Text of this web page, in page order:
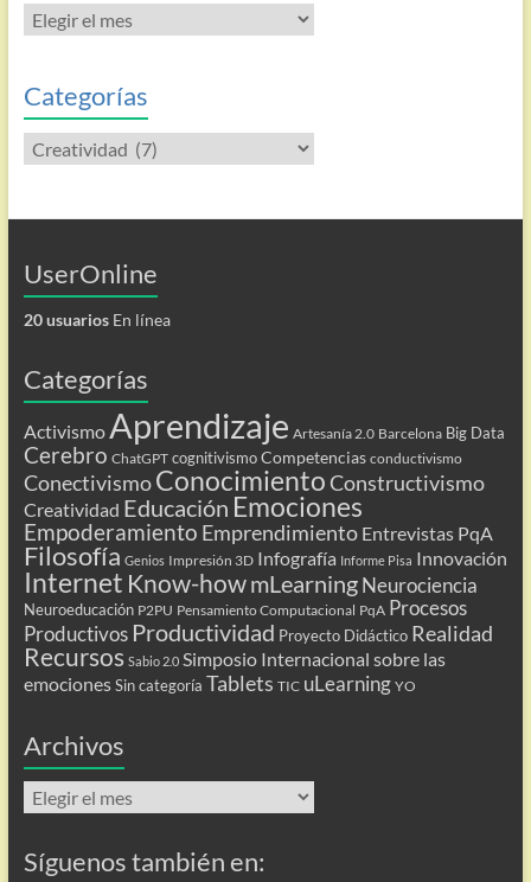
Todas
las
Categorías
Categorías
UserOnline
20 usuariosEn línea
Categorías
Activismo Aprendizaje Artesanía 2.0 Barcelona Big Data
Cerebro ChatGPT cognitivismo Competencias conductivismo
ConectivismoConocimientoConstructivismo
Creatividad Educación Emociones
Empoderamiento Emprendimiento Entrevistas PqA
Filosofía Genios Impresión 3D Infografía Informe Pisa Innovación
Internet Know-howmLearning Neurociencia
Neuroeducación P2PU Pensamiento Computacional PqA Procesos
Productivos Productividad Proyecto Didáctico Realidad
Recursos Sabio 2.0 Simposio Internacional sobre las
emociones Sin categoría Tablets TIC uLearning YO
Archivos
Archivos
Síguenos también en: